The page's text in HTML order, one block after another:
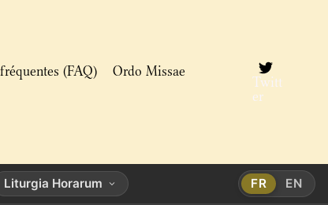
(FAQ)
Ordo Missae
Twitt
er
Liturgia Horarum FR EN